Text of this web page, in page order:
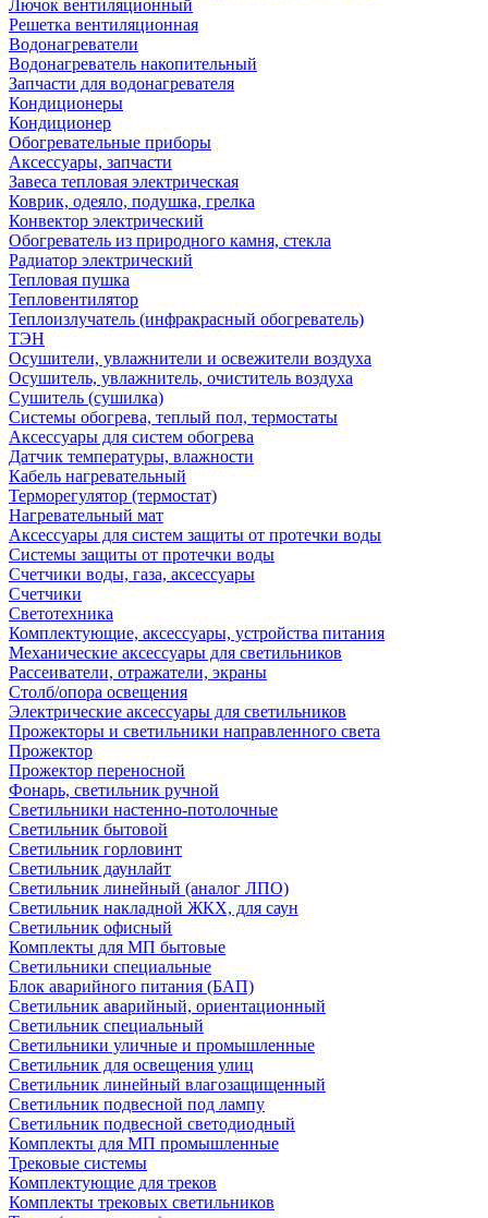
Лючок вентиляционный
Решетка вентиляционная
Водонагреватели
Водонагреватель накопительный
Запчасти для водонагревателя
Кондиционеры
Кондиционер
Обогревательные приборы
Аксессуары, запчасти
Завеса тепловая электрическая
Коврик, одеяло, подушка, грелка
Конвектор электрический
Обогреватель из природного камня, стекла
Радиатор электрический
Тепловая пушка
Тепловентилятор
Теплоизлучатель (инфракрасный обогреватель)
ТЭН
Осушители, увлажнители и освежители воздуха
Осушитель, увлажнитель, очиститель воздуха
Сушитель (сушилка)
Системы обогрева, теплый пол, термостаты
Аксессуары для систем обогрева
Датчик температуры, влажности
Кабель нагревательный
Терморегулятор (термостат)
Нагревательный мат
Аксессуары для систем защиты от протечки воды
Системы защиты от протечки воды
Счетчики воды, газа, аксессуары
Счетчики
Светотехника
Комплектующие, аксессуары, устройства питания
Механические аксессуары для светильников
Рассеиватели, отражатели, экраны
Столб/опора освещения
Электрические аксессуары для светильников
Прожекторы и светильники направленного света
Прожектор
Прожектор переносной
Фонарь, светильник ручной
Светильники настенно-потолочные
Светильник бытовой
Светильник горловинт
Светильник даунлайт
Светильник линейный (аналог ЛПО)
Светильник накладной ЖКХ, для саун
Светильник офисный
Комплекты для МП бытовые
Светильники специальные
Блок аварийного питания (БАП)
Светильник аварийный, ориентационный
Светильник специальный
Светильники уличные и промышленные
Светильник для освещения улиц
Светильник линейный влагозащищенный
Светильник подвесной под лампу
Светильник подвесной светодиодный
Комплекты для МП промышленные
Трековые системы
Комплектующие для треков
Комплекты трековых светильников